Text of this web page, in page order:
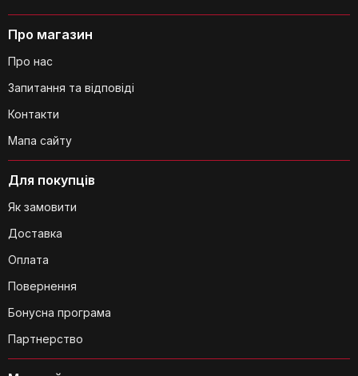
Для покупців
Як замовити
Доставка
Оплата
Повернення
Бонусна програма
Партнерство
Про магазин
Про нас
Запитання та відповіді
Контакти
Мапа сайту